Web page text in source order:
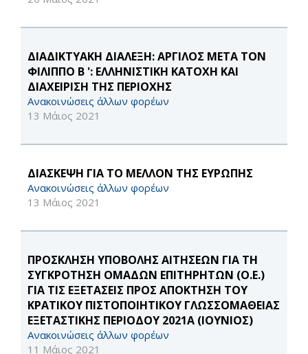
ΔΙΑΔΙΚΤΥΑΚΗ ΔΙΑΛΕΞΗ: ΑΡΓΙΛΟΣ ΜΕΤΑ ΤΟΝ
ΦΙΛΙΠΠΟ Β ': ΕΛΛΗΝΙΣΤΙΚΗ ΚΑΤΟΧΗ ΚΑΙ
ΔΙΑΧΕΙΡΙΣΗ ΤΗΣ ΠΕΡΙΟΧΗΣ
Ανακοινώσεις άλλων φορέων
13 Μάιος 2021
ΔΙΑΣΚΕΨΗ ΓΙΑ ΤΟ ΜΕΛΛΟΝ ΤΗΣ ΕΥΡΩΠΗΣ
Ανακοινώσεις άλλων φορέων
13 Μάιος 2021
ΠΡΟΣΚΛΗΣΗ ΥΠΟΒΟΛΗΣ ΑΙΤΗΣΕΩΝ ΓΙΑ ΤΗ
ΣΥΓΚΡΟΤΗΣΗ ΟΜΑΔΩΝ ΕΠΙΤΗΡΗΤΩΝ (Ο.Ε.)
ΓΙΑ ΤΙΣ ΕΞΕΤΑΣΕΙΣ ΠΡΟΣ ΑΠΟΚΤΗΣΗ ΤΟΥ
ΚΡΑΤΙΚΟΥ ΠΙΣΤΟΠΟΙΗΤΙΚΟΥ ΓΛΩΣΣΟΜΑΘΕΙΑΣ
ΕΞΕΤΑΣΤΙΚΗΣ ΠΕΡΙΟΔΟΥ 2021Α (ΙΟΥΝΙΟΣ)
Ανακοινώσεις άλλων φορέων
11 Μάιος 2021